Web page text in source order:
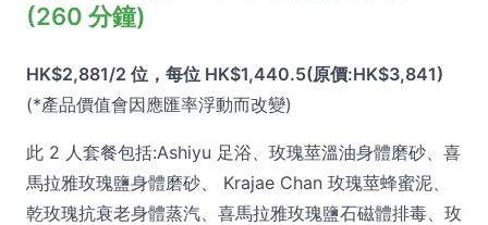
(260 分鐘)
HK$2,881/2 位，每位 HK$1,440.5(原價:HK$3,841)
(*產品價值會因應匯率浮動而改變)
此 2 人套餐包括:Ashiyu 足浴、玫瑰莖溫油身體磨砂、喜
馬拉雅玫瑰鹽身體磨砂、 Krajae Chan 玫瑰莖蜂蜜泥、
乾玫瑰抗衰老身體蒸汽、喜馬拉雅玫瑰鹽石磁體排毒、玫